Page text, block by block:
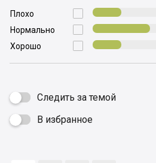

Плохо

Нормально

Хорошо
Следить за темой
 В избранное